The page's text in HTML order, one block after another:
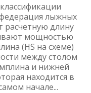
лыжных
расчетную длину
мощностью
(HS на схеме)
между столом
и нижней
находится в
начале...